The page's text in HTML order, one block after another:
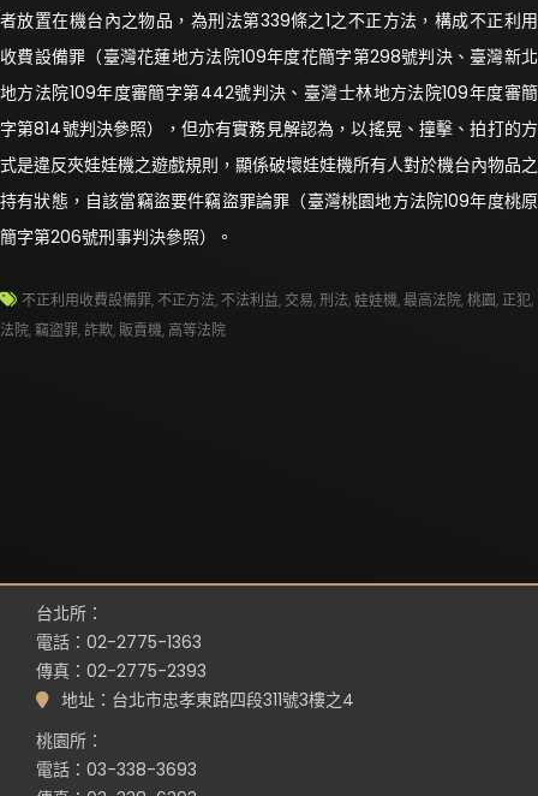
者放置在機台內之物品，為刑法第339條之1之不正方法，構成不正利用
收費設備罪（臺灣花蓮地方法院109年度花簡字第298號判決、臺灣新北
地方法院109年度審簡字第442號判決、臺灣士林地方法院109年度審簡
字第814號判決參照），但亦有實務見解認為，以搖晃、撞擊、拍打的方
式是違反夾娃娃機之遊戲規則，顯係破壞娃娃機所有人對於機台內物品之
持有狀態，自該當竊盜要件竊盜罪論罪（臺灣桃園地方法院109年度桃原
簡字第206號刑事判決參照）。
不正利用收費設備罪, 不正方法, 不法利益, 交易,刑法,娃娃機,最高法院,桃園,正犯,
法院,竊盜罪,詐欺, 販賣機, 高等法院
台北所：
電話：02-2775-1363
傳真：02-2775-2393
地址：台北市忠孝東路四段311號3樓之4
桃園所：
電話：03-338-3693